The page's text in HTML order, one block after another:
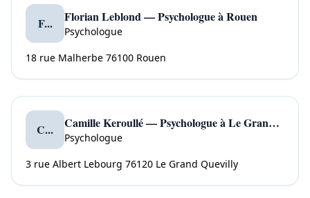
F... Florian Leblond — Psychologue à Rouen
Psychologue
18 rue Malherbe 76100 Rouen
C... Camille Keroullé — Psychologue à Le Grand Quevilly
Psychologue
3 rue Albert Lebourg 76120 Le Grand Quevilly